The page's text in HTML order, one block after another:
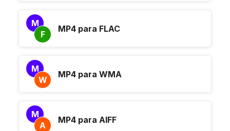
M
F
MP4 para FLAC
M
W
MP4 para WMA
M
A
MP4 para AIFF